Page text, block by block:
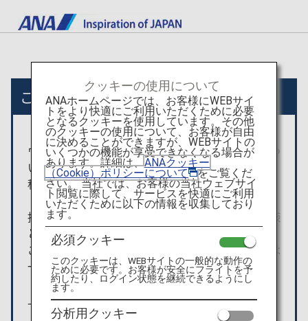
ここから先は外部サイトへ移動します
ウェブサイト利用規約・プライバシーポリシーにつ
いては、
移動先サイトの方針に従うものとします。
掲載されている商品の手配・利用契約等は、お客様
とAgodaとの間で成立します。
ご利用に関するトラブル・損害については、当社は
一切責任を負いません。
上記内容をご確認のうえ、お進みください。
クッキーの使用について
ANAホームページでは、お客様にWEBサイ
トをより快適にご利用いただくために必要
となるクッキーを使用しています。その他
のクッキーの使用について、お客様が自由
に決めることができますが、WEBサイトの
いくつかの機能が享受できなくなる場合が
あります。詳細は、ANAクッキー
（Cookie）ポリシーについて をご覧くだ
さい。 当社では、お客様の当社ウェブサイ
ト閲覧に際して、サービスを快適にご利用
いただくために以下の情報を収集しており
ます。
必須クッキー
このクッキーは、WEBサイトの一般的な動作の
ために必要です。お客様が安全にフライトを予
約したり、ログイン状態を継続できるようにし
ます。
分析用クッキー